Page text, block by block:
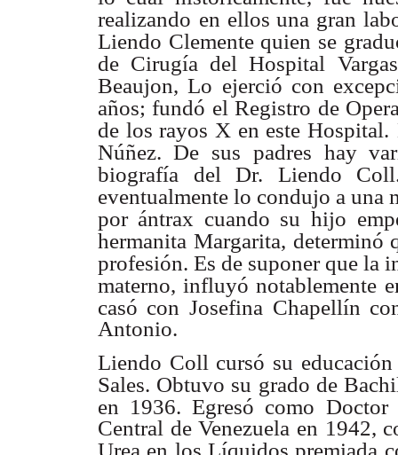
realizando en ellos una gran
Liendo Clemente quien se
de Cirugía del Hospital
Beaujon, Lo ejerció con
años; fundó el Registro de
de los rayos X en este Hospital.
Núñez. De sus padres hay
biografía del Dr. Liendo
eventualmente lo condujo a una
por ántrax cuando su hijo
hermanita Margarita, determinó
profesión. Es de suponer que la
materno, influyó notablemente
casó con Josefina Chapellín
Antonio.
Liendo Coll cursó su
Sales. Obtuvo su grado de
en 1936. Egresó como Doctor
Central deVenezuela en 1942,
Urea en los Líquidos premiada